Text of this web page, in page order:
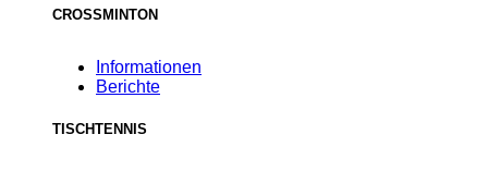
CROSSMINTON
Informationen
Berichte
TISCHTENNIS